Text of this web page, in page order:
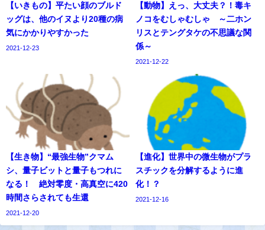
【いきもの】平たい顔のブルド
ッグは、他のイヌより20種の病
気にかかりやすかった
2021-12-23
【動物】えっ、大丈夫？！毒キ
ノコをむしゃむしゃ ～二ホン
リスとテングタケの不思議な関
係～
2021-12-22
【生き物】“最強生物”クマム
シ、量子ビットと量子もつれに
なる！ 絶対零度・高真空に420
時間さらされても生還
2021-12-20
【進化】世界中の微生物がプラ
スチックを分解するように進
化！？
2021-12-16